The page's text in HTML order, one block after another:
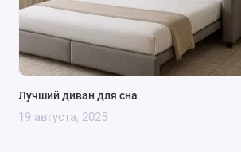
Лучший диван для сна
19 августа, 2025